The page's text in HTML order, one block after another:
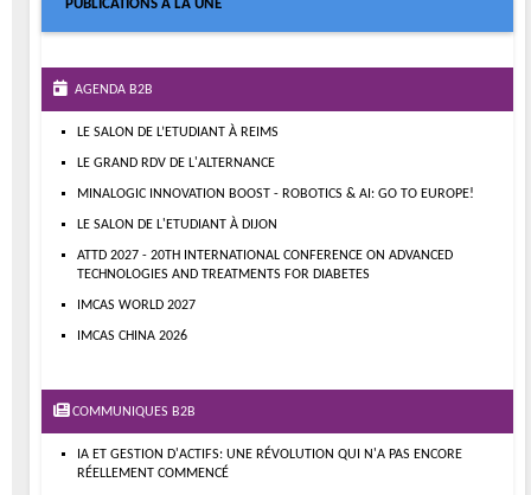
PUBLICATIONS A LA UNE
AGENDA B2B
LE SALON DE L’ETUDIANT À REIMS
LE GRAND RDV DE L'ALTERNANCE
MINALOGIC INNOVATION BOOST - ROBOTICS & AI: GO TO EUROPE!
LE SALON DE L'ETUDIANT À DIJON
ATTD 2027 - 20TH INTERNATIONAL CONFERENCE ON ADVANCED
TECHNOLOGIES AND TREATMENTS FOR DIABETES
IMCAS WORLD 2027
IMCAS CHINA 2026
COMMUNIQUES B2B
IA ET GESTION D'ACTIFS: UNE RÉVOLUTION QUI N'A PAS ENCORE
RÉELLEMENT COMMENCÉ